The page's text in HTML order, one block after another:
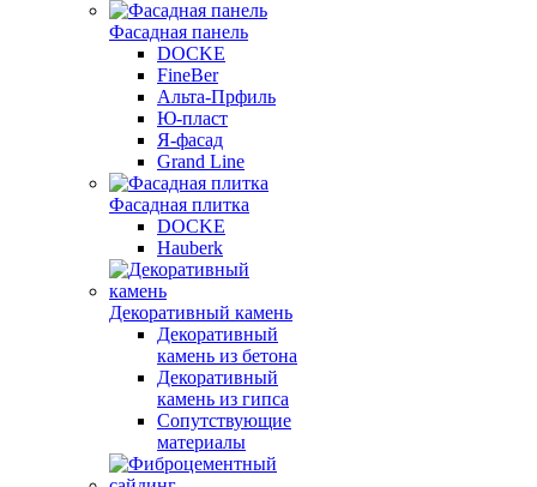
Фасадная панель
DOCKE
FineBer
Альта-Прфиль
Ю-пласт
Я-фасад
Grand Line
Фасадная плитка
DOCKE
Hauberk
Декоративный камень
Декоративный
камень из бетона
Декоративный
камень из гипса
Сопутствующие
материалы